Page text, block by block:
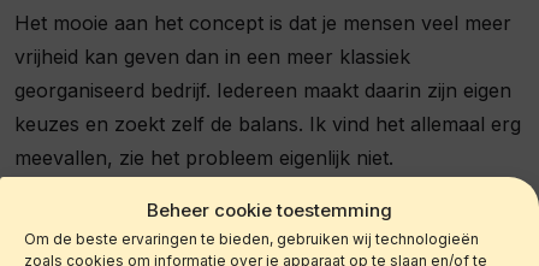
Beheer cookie toestemming
Om de beste ervaringen te bieden, gebruiken wij technologieën
zoals cookies om informatie over je apparaat op te slaan en/of te
Het mooie aan het concept is dat je mensen veel meer
vrijheid kan geven dan in een meer klassiek
georganiseerd bedrijf. Iedereen maakt daarin zijn eigen
keuzes en zoekt zelf de balans. Ik vind het allemaal erg
meevallen, zie het probleem eigenlijk niet.
Meer weten?